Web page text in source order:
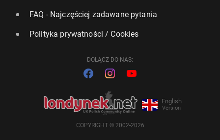
FAQ - Najczęściej zadawane pytania
Polityka prywatności / Cookies
DOŁĄCZ DO NAS:
English
Version
COPYRIGHT © 2002-2026